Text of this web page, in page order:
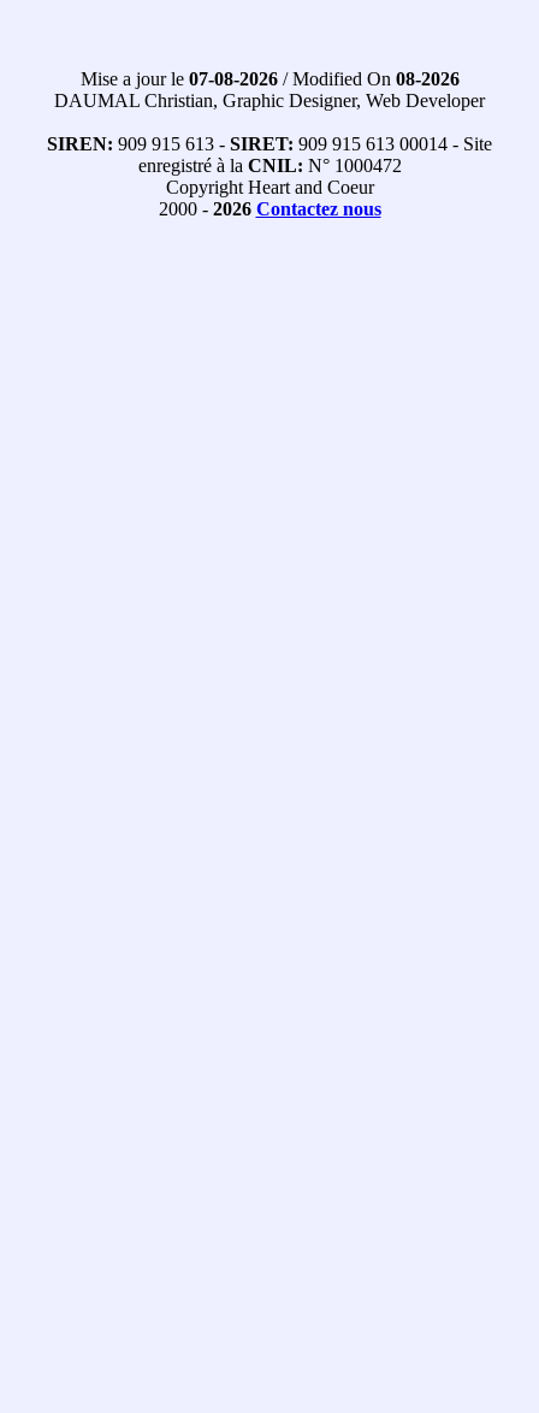
Mise a jour le 07-08-2026/ Modified On 08-2026
DAUMAL Christian, Graphic Designer, Web Developer
SIREN: 909 915 613 - SIRET: 909 915 613 00014 - Site
enregistré à la CNIL: N° 1000472
Copyright Heart and Coeur
2000 - 2026 Contactez nous